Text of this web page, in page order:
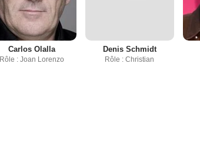
Carlos Olalla
Rôle : Joan Lorenzo
Denis Schmidt
Rôle : Christian